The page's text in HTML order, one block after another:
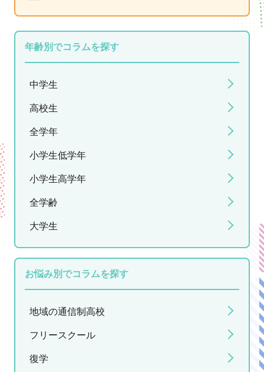
年齢別でコラムを探す
中学生
高校生
全学年
小学生低学年
小学生高学年
全学齢
大学生
お悩み別でコラムを探す
地域の通信制高校
フリースクール
復学